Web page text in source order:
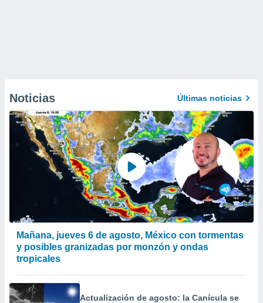
Noticias Últimas noticias
Mañana, jueves 6 de agosto, México con tormentas
y posibles granizadas por monzón y ondas
tropicales
Actualización de agosto: la Canícula se